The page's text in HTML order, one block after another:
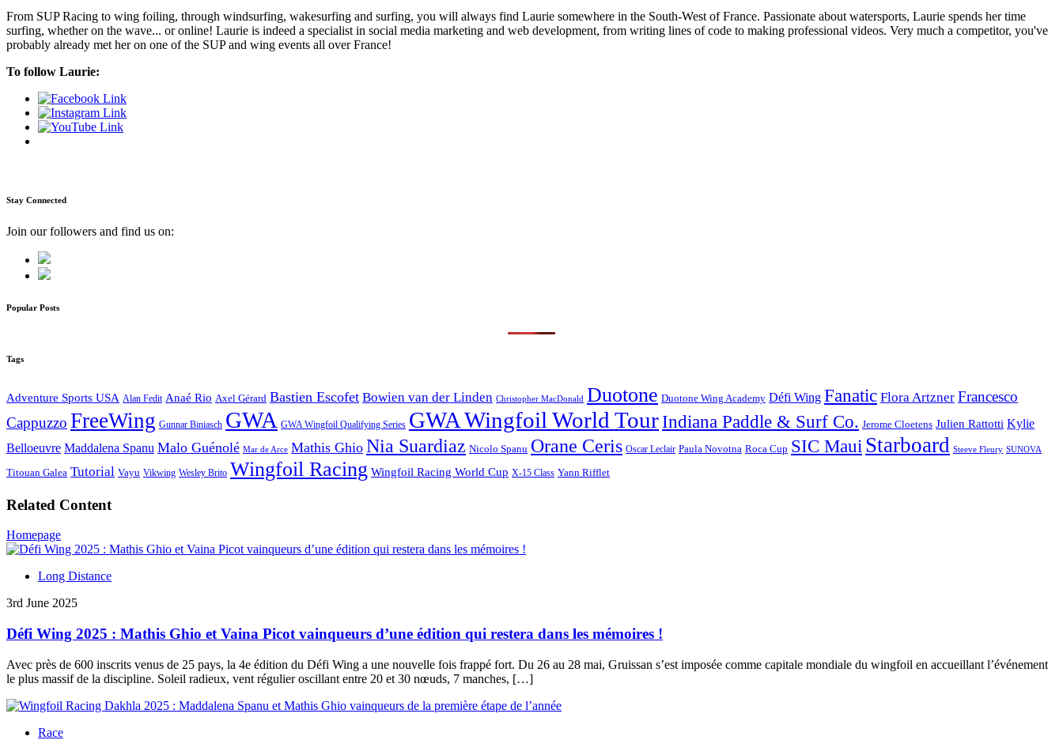
From SUP Racing to wing foiling, through windsurfing, wakesurfing and surfing, you will always find Laurie somewhere in the South-West of France. Passionate about watersports, Laurie spends her time
surfing, whether on the wave... or online! Laurie is indeed a specialist in social media marketing and web development, from writing lines of code to making professional videos. Very much a competitor, you've
probably already met her on one of the SUP and wing events all over France!
To follow Laurie:
Stay Connected
Join our followers and find us on:
Popular Posts
Tags
Adventure Sports USA Alan Fedit Anaé Rio Axel Gérard Bastien Escofet Bowien van der Linden Christopher MacDonald Duotone Duotone Wing Academy Défi Wing Fanatic Flora Artzner Francesco
Cappuzzo FreeWing Gunnar Biniasch GWA GWA Wingfoil Qualifying Series GWA Wingfoil World TourIndiana Paddle & Surf Co. Jerome Cloetens Julien Rattotti Kylie
Belloeuvre Maddalena Spanu Malo Guénolé Mar de Arce Mathis Ghio Nia Suardiaz Nicolo Spanu Orane Ceris Oscar Leclair Paula Novotna Roca Cup SIC Maui Starboard Steeve Fleury SUNOVA
Titouan Galea Tutorial Vayu Vikwing Wesley Brito Wingfoil Racing Wingfoil Racing World Cup X-15 Class Yann Rifflet
Related Content
Homepage
Long Distance
3rd June 2025
Défi Wing 2025 : Mathis Ghio et Vaina Picot vainqueurs d’une édition qui restera dans les mémoires !
Avec près de 600 inscrits venus de 25 pays, la 4e édition du Défi Wing a une nouvelle fois frappé fort. Du 26 au 28 mai, Gruissan s’est imposée comme capitale mondiale du wingfoil en accueillant l’événement
le plus massif de la discipline. Soleil radieux, vent régulier oscillant entre 20 et 30 nœuds, 7 manches, […]
Race